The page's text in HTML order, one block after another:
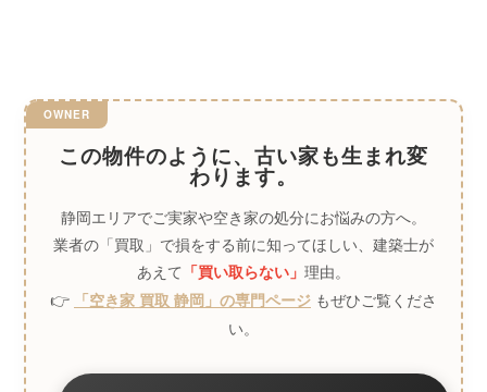
この物件のように、古い家も生まれ変
わります。
静岡エリアでご実家や空き家の処分にお悩みの方へ。
業者の「買取」で損をする前に知ってほしい、建築士が
あえて 「買い取らない」 理由。
👉 「空き家 買取 静岡」の専門ページ もぜひご覧くださ
い。